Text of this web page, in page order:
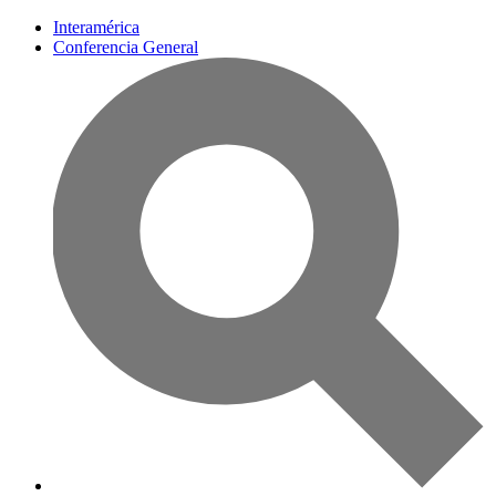
Interamérica
Conferencia General